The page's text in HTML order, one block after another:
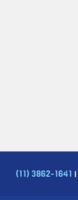
(11) 3862-1641 |